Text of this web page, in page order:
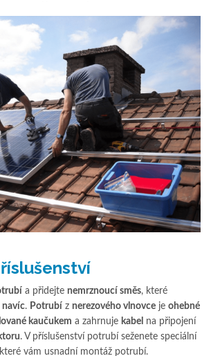
a přidejte nemrznoucí směs, které
navíc. Potrubí z nerezového vlnovce je ohebné
kaučukem a zahrnuje kabel na připojení
. V příslušenství potrubí seženete speciální
vám usnadní montáž potrubí.